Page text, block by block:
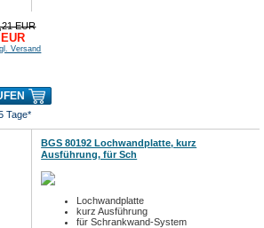
EUR
Versand
Tage*
BGS 80192 Lochwandplatte, kurz
Ausführung, für Sch
Lochwandplatte
kurz Ausführung
für Schrankwand-System